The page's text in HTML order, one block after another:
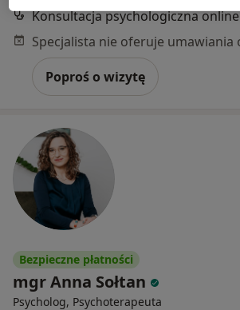
Konsultacja psychologiczna online
Poproś o wizytę
Bezpieczne płatności
mgr Anna Sołtan
Psycholog, Psychoterapeuta